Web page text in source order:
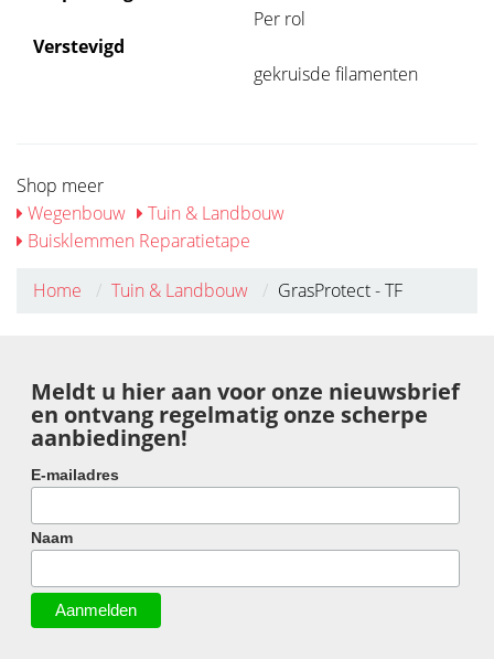
Per rol
Verstevigd
gekruisde filamenten
Shop meer
Wegenbouw
Tuin & Landbouw
Buisklemmen Reparatietape
Home Tuin & Landbouw GrasProtect - TF
Meldt u hier aan voor onze nieuwsbrief
en ontvang regelmatig onze scherpe
aanbiedingen!
E-mailadres
Naam